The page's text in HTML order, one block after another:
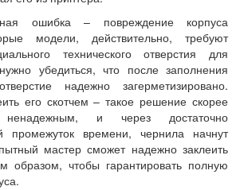
ошибка – повреждение корпуса
модели, действительно, требуют
технического отверстия для
убедиться, что после заполнения
надежно загерметизировано.
его скотчем – такое решение скорее
ненадежным, и через достаточно
промежуток времени, чернила начнут
мастер сможет надежно заклеить
образом, чтобы гарантировать полную